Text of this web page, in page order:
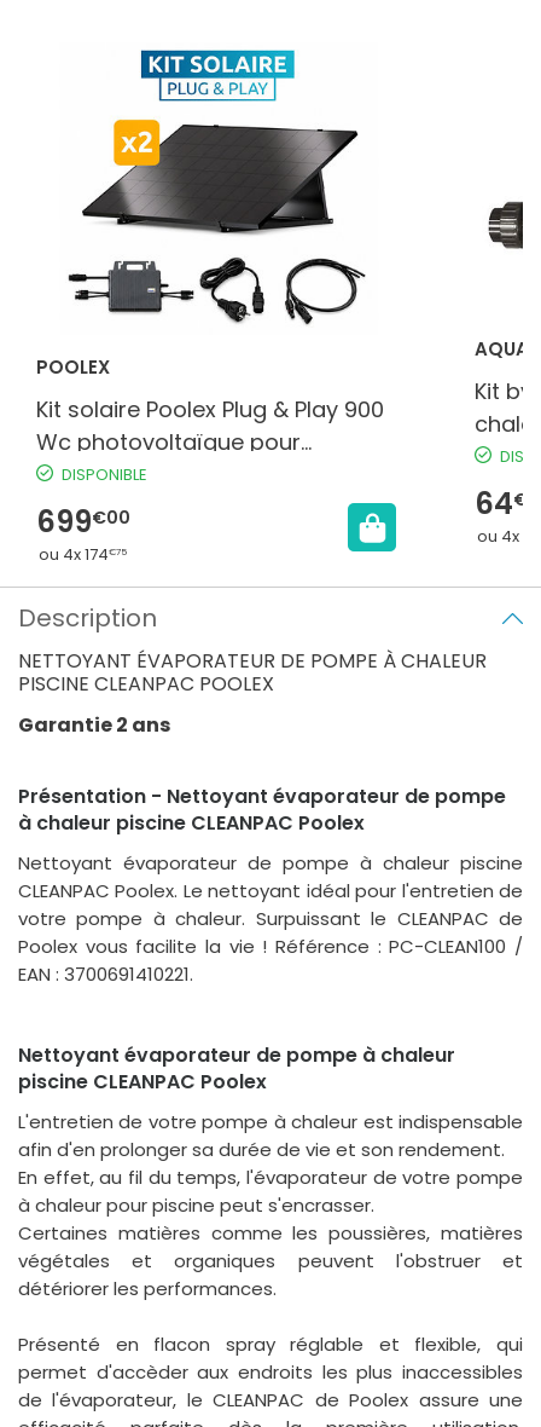
POOLEX
Kit solaire Poolex Plug & Play 900
Wc photovoltaïque pour
chauffage piscine
DISPONIBLE
699€00
ou 4x 174€75
Kit
64
ou 4x 16
Description
NETTOYANT ÉVAPORATEUR DE POMPE À CHALEUR
PISCINE CLEANPAC POOLEX
Garantie 2 ans
Présentation - Nettoyant évaporateur de pompe
à chaleur piscine CLEANPAC Poolex
Nettoyant évaporateur de pompe à chaleur piscine
CLEANPAC Poolex. Le nettoyant idéal pour l'entretien de
votre pompe à chaleur. Surpuissant le CLEANPAC de
Poolex vous facilite la vie ! Référence : PC-CLEAN100 /
EAN : 3700691410221.
Nettoyant évaporateur de pompe à chaleur
piscine CLEANPAC Poolex
L'entretien de votre pompe à chaleur est indispensable
afin d'en prolonger sa durée de vie et son rendement.
En effet, au fil du temps, l'évaporateur de votre pompe
à chaleur pour piscine peut s'encrasser.
Certaines matières comme les poussières, matières
végétales et organiques peuvent l'obstruer et
détériorer les performances.
Présenté en flacon spray réglable et flexible, qui
permet d'accèder aux endroits les plus inaccessibles
de l'évaporateur, le CLEANPAC de Poolex assure une